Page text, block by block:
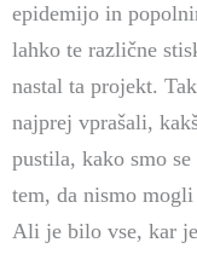
epidemijo in
lahko te različne
nastal ta projekt.
najprej vprašali,
pustila, kako smo
tem, da nismo
Ali je bilo vse, kar